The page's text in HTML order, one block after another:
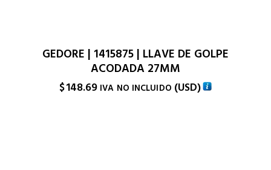
GEDORE | 1415875 | LLAVE DE GOLPE
ACODADA 27MM
$148.69 IVA NO INCLUIDO (USD)